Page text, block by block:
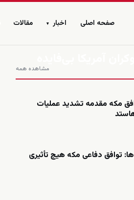
صفحه اصلی اخبار ▾ مقالات
مشاهده همه
آمریکا بی‌فایده
مکه مقدمه تشدید عملیات
توافق دفاعی مکه هیچ تأثیری